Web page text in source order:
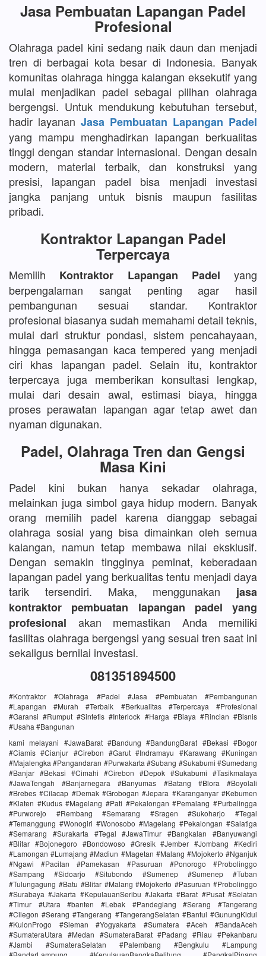
Jasa Pembuatan Lapangan Padel
Profesional
Olahraga padel kini sedang naik daun dan menjadi
tren di berbagai kota besar di Indonesia. Banyak
komunitas olahraga hingga kalangan eksekutif yang
mulai menjadikan padel sebagai pilihan olahraga
bergengsi. Untuk mendukung kebutuhan tersebut,
hadir layanan Jasa Pembuatan Lapangan Padel
yang mampu menghadirkan lapangan berkualitas
tinggi dengan standar internasional. Dengan desain
modern, material terbaik, dan konstruksi yang
presisi, lapangan padel bisa menjadi investasi
jangka panjang untuk bisnis maupun fasilitas
pribadi.
Kontraktor Lapangan Padel
Terpercaya
Memilih Kontraktor Lapangan Padel yang
berpengalaman sangat penting agar hasil
pembangunan sesuai standar. Kontraktor
profesional biasanya sudah memahami detail teknis,
mulai dari struktur pondasi, sistem pencahayaan,
hingga pemasangan kaca tempered yang menjadi
ciri khas lapangan padel. Selain itu, kontraktor
terpercaya juga memberikan konsultasi lengkap,
mulai dari desain awal, estimasi biaya, hingga
proses perawatan lapangan agar tetap awet dan
nyaman digunakan.
Padel, Olahraga Tren dan Gengsi
Masa Kini
Padel kini bukan hanya sekadar olahraga,
melainkan juga simbol gaya hidup modern. Banyak
orang memilih padel karena dianggap sebagai
olahraga sosial yang bisa dimainkan oleh semua
kalangan, namun tetap membawa nilai eksklusif.
Dengan semakin tingginya peminat, keberadaan
lapangan padel yang berkualitas tentu menjadi daya
tarik tersendiri. Maka, menggunakan jasa
kontraktor pembuatan lapangan padel yang
profesional akan memastikan Anda memiliki
fasilitas olahraga bergengsi yang sesuai tren saat ini
sekaligus bernilai investasi.
081351894500
#Kontraktor #Olahraga #Padel #Jasa #Pembuatan #Pembangunan
#Lapangan #Murah #Terbaik #Berkualitas #Terpercaya #Profesional
#Garansi #Rumput #Sintetis #Interlock #Harga #Biaya #Rincian #Bisnis
#Usaha #Bangunan
kami melayani #JawaBarat #Bandung #BandungBarat #Bekasi #Bogor
#Ciamis #Cianjur #Cirebon #Garut #Indramayu #Karawang #Kuningan
#Majalengka #Pangandaran #Purwakarta #Subang #Sukabumi #Sumedang
#Banjar #Bekasi #Cimahi #Cirebon #Depok #Sukabumi #Tasikmalaya
#JawaTengah #Banjarnegara #Banyumas #Batang #Blora #Boyolali
#Brebes #Cilacap #Demak #Grobogan #Jepara #Karanganyar #Kebumen
#Klaten #Kudus #Magelang #Pati #Pekalongan #Pemalang #Purbalingga
#Purworejo #Rembang #Semarang #Sragen #Sukoharjo #Tegal
#Temanggung #Wonogiri #Wonosobo #Magelang #Pekalongan #Salatiga
#Semarang #Surakarta #Tegal #JawaTimur #Bangkalan #Banyuwangi
#Blitar #Bojonegoro #Bondowoso #Gresik #Jember #Jombang #Kediri
#Lamongan #Lumajang #Madiun #Magetan #Malang #Mojokerto #Nganjuk
#Ngawi #Pacitan #Pamekasan #Pasuruan #Ponorogo #Probolinggo
#Sampang #Sidoarjo #Situbondo #Sumenep #Sumenep #Tuban
#Tulungagung #Batu #Blitar #Malang #Mojokerto #Pasuruan #Probolinggo
#Surabaya #Jakarta #KepulauanSeribu #Jakarta #Barat #Pusat #Selatan
#Timur #Utara #banten #Lebak #Pandeglang #Serang #Tangerang
#Cilegon #Serang #Tangerang #TangerangSelatan #Bantul #GunungKidul
#KulonProgo #Sleman #Yogyakarta #Sumatera #Aceh #BandaAceh
#SumateraUtara #Medan #SumateraBarat #Padang #Riau #Pekanbaru
#Jambi #SumateraSelatan #Palembang #Bengkulu #Lampung